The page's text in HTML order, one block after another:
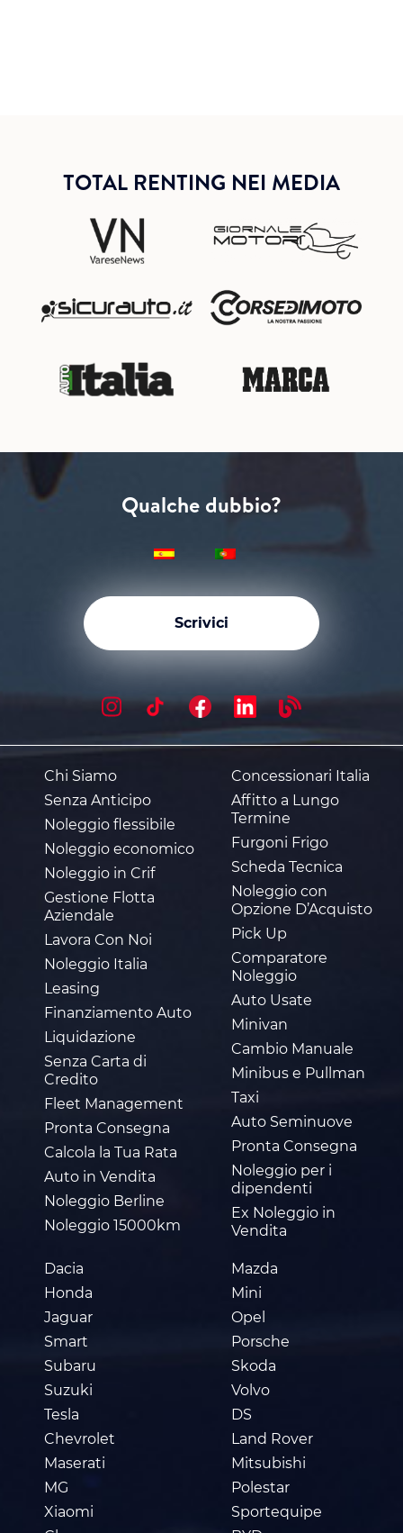
TOTAL RENTING NEI MEDIA
Qualche dubbio?
Scrivici
Chi Siamo
Senza Anticipo
Noleggio flessibile
Noleggio economico
Noleggio in Crif
Gestione Flotta
Aziendale
Lavora Con Noi
Noleggio Italia
Leasing
Finanziamento Auto
Liquidazione
Senza Carta di
Credito
Fleet Management
Pronta Consegna
Calcola la Tua Rata
Auto in Vendita
Noleggio Berline
Noleggio 15000km
Dacia
Honda
Jaguar
Smart
Subaru
Suzuki
Tesla
Chevrolet
Maserati
MG
Xiaomi
Mazda
Mini
Opel
Porsche
Skoda
Volvo
DS
Land Rover
Mitsubishi
Polestar
Sportequipe
Concessionari Italia
Affitto a Lungo
Termine
Furgoni Frigo
Scheda Tecnica
Noleggio con
Opzione D’Acquisto
Pick Up
Comparatore
Noleggio
Auto Usate
Minivan
Cambio Manuale
Minibus e Pullman
Taxi
Auto Seminuove
Pronta Consegna
Noleggio per i
dipendenti
Ex Noleggio in
Vendita